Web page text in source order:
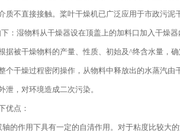
质不直接接触。桨叶干燥机已广泛应用于市政污
：湿物料从干燥器设在顶盖上的加料口加入干燥
据被干燥物料的产量、性质、初始及^终含水量，
个干燥过程密闭操作，从物料中释放出的水蒸汽
泄，对环境造成二次污染。
优点：
的作用下具有一定的自清作用。对于粘度比较大的